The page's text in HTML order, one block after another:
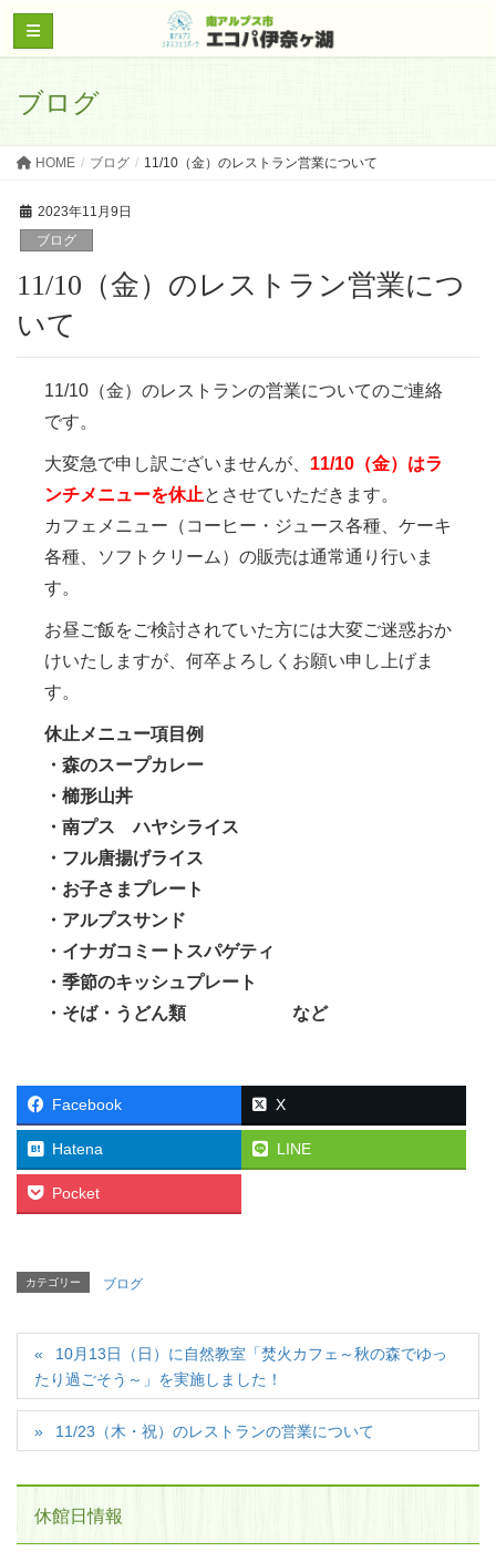
ブログ
HOME ブログ 11/10（金）のレストラン営業について
2023年11月9日
ブログ
11/10（金）のレストラン営業につ
いて
11/10（金）のレストランの営業についてのご連絡
です。
大変急で申し訳ございませんが、 11/10（金）はラ
ンチメニューを休止とさせていただきます。
カフェメニュー（コーヒー・ジュース各種、ケーキ
各種、ソフトクリーム）の販売は通常通り行いま
す。
お昼ご飯をご検討されていた方には大変ご迷惑おか
けいたしますが、何卒よろしくお願い申し上げま
す。
休止メニュー項目例
・森のスープカレー
・櫛形山丼
・南プス ハヤシライス
・フル唐揚げライス
・お子さまプレート
・アルプスサンド
・イナガコミートスパゲティ
・季節のキッシュプレート
・そば・うどん類 など
Facebook X
Hatena LINE
Pocket
カテゴリー ブログ
10月13日（日）に自然教室「焚火カフェ～秋の森でゆっ
たり過ごそう～」を実施しました！
11/23（木・祝）のレストランの営業について
休館日情報